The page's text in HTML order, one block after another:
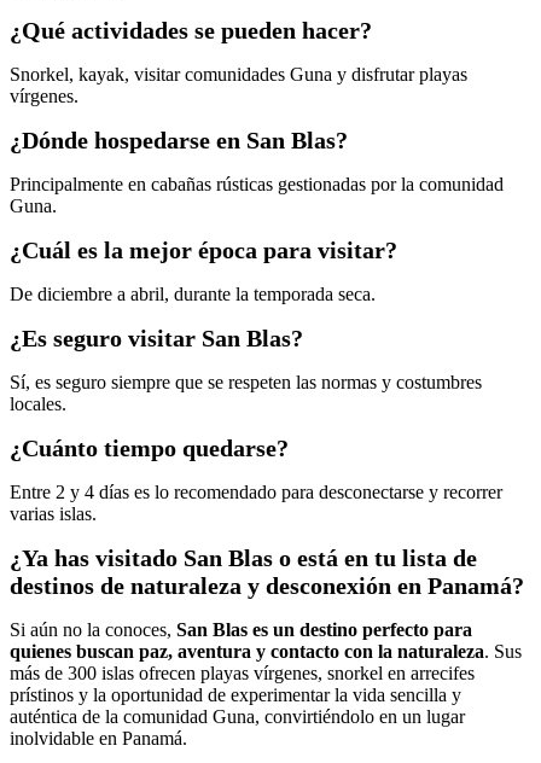
¿Qué actividades se pueden hacer?
Snorkel, kayak, visitar comunidades Guna y disfrutar playas
vírgenes.
¿Dónde hospedarse en San Blas?
Principalmente en cabañas rústicas gestionadas por la comunidad
Guna.
¿Cuál es la mejor época para visitar?
De diciembre a abril, durante la temporada seca.
¿Es seguro visitar San Blas?
Sí, es seguro siempre que se respeten las normas y costumbres
locales.
¿Cuánto tiempo quedarse?
Entre 2 y 4 días es lo recomendado para desconectarse y recorrer
varias islas.
¿Ya has visitado San Blas o está en tu lista de
destinos de naturaleza y desconexión en Panamá?
Si aún no la conoces, San Blas es un destino perfecto para
quienes buscan paz, aventura y contacto con la naturaleza. Sus
más de 300 islas ofrecen playas vírgenes, snorkel en arrecifes
prístinos y la oportunidad de experimentar la vida sencilla y
auténtica de la comunidad Guna, convirtiéndolo en un lugar
inolvidable en Panamá.